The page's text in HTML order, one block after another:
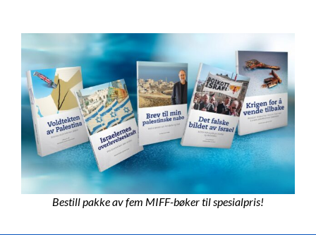
Bestill pakke av fem MIFF-bøker til spesialpris!